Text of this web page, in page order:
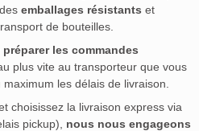
emballages résistants et
de bouteilles.
préparer les commandes
plus vite au transporteur que vous
les délais de livraison.
choisissez la livraison express via
pickup), nous nous engageons